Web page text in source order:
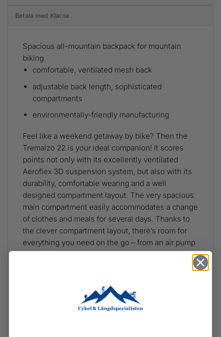
Betala med Klarna
Spacious all-mountain backpack for mountain
biking
comfortable, ventilated mesh back
adjustable back length, sophisticated
compartments
environmentally-friendly manufacturing
Feel like a weekend getaway by bike? Then the
Tremalzo 22 is your ideal companion! It scores
points not only with its excellently ventilated
Aeroflex 3D suspension system, but also with its
durability, comfortable wearing and a well
designed compartment layout. The very spacious
main compartment easily accommodates a change
of clothes and meals for several days. Thanks to
the clever compartment layout, there’s room for
everything you need on the go – from an air pump
compartments provide space for everything that
needs to be quickly at hand. The Tremalzo 22 will
become your best buddy for your next mountain